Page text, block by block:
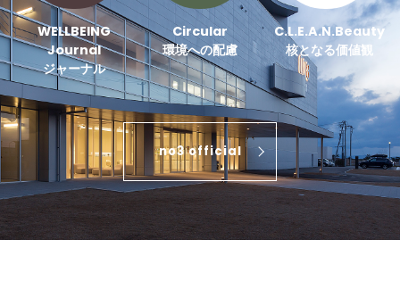
WELLBEING
Journal
ジャーナル
Circular
環境への配慮
C.L.E.A.N.Beauty
核となる価値観
no3 official